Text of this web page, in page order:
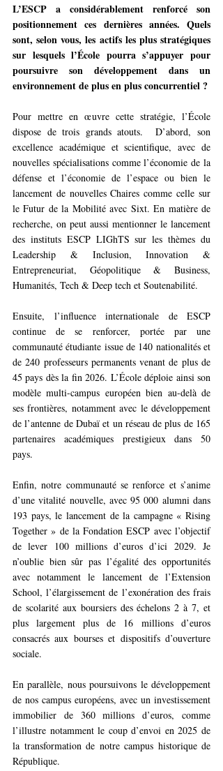
L’ESCP a considérablement renforcé son
positionnement ces dernières années. Quels
sont, selon vous, les actifs les plus stratégiques
sur lesquels l’École pourra s’appuyer pour
poursuivre son développement dans un
environnement de plus en plus concurrentiel ?
Pour mettre en œuvre cette stratégie, l’École
dispose de trois grands atouts.  D’abord, son
excellence académique et scientifique, avec de
nouvelles spécialisations comme l’économie de la
défense et l’économie de l’espace ou bien le
lancement de nouvelles Chaires comme celle sur
le Futur de la Mobilité avec Sixt. En matière de
recherche, on peut aussi mentionner le lancement
des instituts ESCP LIGhTS sur les thèmes du
Leadership & Inclusion, Innovation &
Entrepreneuriat, Géopolitique & Business,
Humanités, Tech & Deep tech et Soutenabilité.
Ensuite, l’influence internationale de ESCP
continue de se renforcer, portée par une
communauté étudiante issue de 140 nationalités et
de 240 professeurs permanents venant de plus de
45 pays dès la fin 2026. L’École déploie ainsi son
modèle multi-campus européen bien au-delà de
ses frontières, notamment avec le développement
de l’antenne de Dubaï et un réseau de plus de 165
partenaires académiques prestigieux dans 50
pays.
Enfin, notre communauté se renforce et s’anime
d’une vitalité nouvelle, avec 95 000 alumni dans
193 pays, le lancement de la campagne « Rising
Together » de la Fondation ESCP avec l’objectif
de lever 100 millions d’euros d’ici 2029. Je
n’oublie bien sûr pas l’égalité des opportunités
avec notamment le lancement de l’Extension
School, l’élargissement de l’exonération des frais
de scolarité aux boursiers des échelons 2 à 7, et
plus largement plus de 16
millions d’euros
consacrés aux bourses et dispositifs d’ouverture
sociale.
En parallèle, nous poursuivons le développement
de nos campus européens, avec un investissement
immobilier de 360 millions d’euros, comme
l’illustre notamment le coup d’envoi en 2025 de
la transformation de notre campus historique de
République.